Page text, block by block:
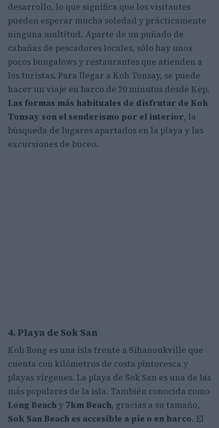
desarrollo, lo que significa que los visitantes
pueden esperar mucha soledad y prácticamente
ninguna multitud. Aparte de un puñado de
cabañas de pescadores locales, sólo hay unos
pocos bungalows y restaurantes que atienden a
los turistas. Para llegar a Koh Tonsay, se puede
hacer un viaje en barco de 20 minutos desde Kep.
Las formas más habituales de disfrutar de Koh
Tonsay son el senderismo por el interior, la
búsqueda de lugares apartados en la playa y las
excursiones de buceo.
4. Playa de Sok San
Koh Rong es una isla frente a Sihanoukville que
cuenta con kilómetros de costa pintoresca y
playas vírgenes. La playa de Sok San es una de las
más populares de la isla. También conocida como
Long Beachy 7km Beach, gracias a su tamaño,
Sok San Beach es accesible a pie o en barco. El